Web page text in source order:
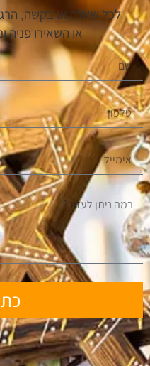
לכל שאלה או בקשה,
או השאירו פניה